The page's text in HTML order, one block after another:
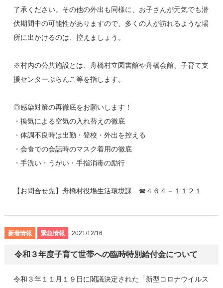
了承ください。その他の外出も同様に、お子さんが元気でも潜
伏期間中の可能性がありますので、多くの人が訪れるような場
所に出かけるのは、控えましょう。
※村内の公共施設とは、舟橋村立図書館や舟橋会館、子育て支
援センターぶらんこ等を指します。
◎感染対策の再徹底をお願いします！
・換気による空気の入れ替えの徹底
・体調不良時は出勤・登校・外出を控える
・会食での会話時のマスク着用の徹底
・手洗い・うがい・手指消毒の励行
【お問合せ先】舟橋村役場生活環境課 ☎４６４－１１２１
新着情報 緊急情報 2021/12/16
令和３年度子育て世帯への臨時特別給付金について
令和３年１１月１９日に閣議決定された「新型コロナウイルス